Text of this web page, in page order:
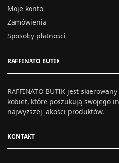
Moje konto
Zamówienia
Sposoby płatności
RAFFINATO BUTIK
RAFFINATO BUTIK jest
kobiet, które poszukują swojego
najwyższej jakości produktów.
KONTAKT